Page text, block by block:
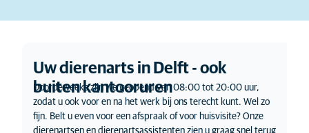
Uw dierenarts in Delft - ook
buiten kantooruren
Doordeweeks zijn we geopend van 08:00 tot 20:00 uur,
zodat u ook voor en na het werk bij ons terecht kunt. Wel zo
fijn. Belt u even voor een afspraak of voor huisvisite? Onze
dierenartsen en dierenartsassistenten zien u graag snel terug